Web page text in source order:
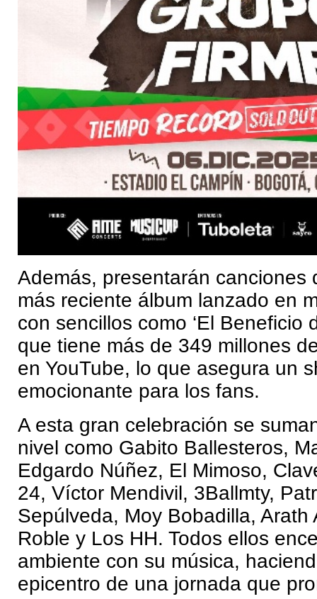
Además, presentarán canciones
más reciente álbum lanzado en
con sencillos como ‘El Beneficio
que tiene más de 349 millones
en YouTube, lo que asegura un
emocionante para los fans.
A esta gran celebración se
nivel como Gabito Ballesteros,
Edgardo Núñez, El Mimoso,
24, Víctor Mendivil, 3Ballmty,
Sepúlveda, Moy Bobadilla, Arath
Roble y Los HH. Todos ellos
ambiente con su música,
epicentro de una jornada que